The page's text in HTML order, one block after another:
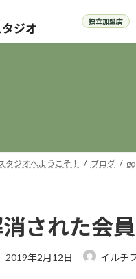
タジオへようこそ！ ブログ
された会
最
2019年2月12日 イルチ